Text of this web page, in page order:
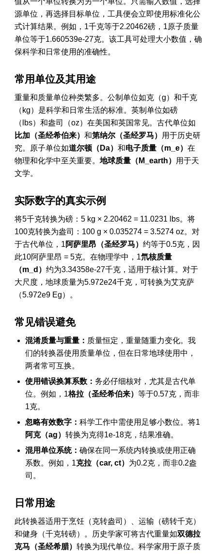
源单位，再选择目标单位，工具便会立即使用标准化公
式计算结果。例如，1千克等于2.20462磅，1原子质量
单位等于1.660539e-27克。该工具可处理大小数值，确
保科学和日常使用的准确性。
常用单位及其用途
重量和质量单位种类繁多。公制单位如克（g）和千克
（kg）是科学和日常生活的标准。英制单位如磅
（lbs）和盎司（oz）在美国和英国常见。古代单位如
比加（圣经希伯来） 和第纳尔（圣经罗马）
用于历史研
究。原子单位如道尔顿（Da） 和电子质量（m_e） 在
物理和化学中至关重要。 地球质量（M_earth）
用于天
文学。
实际数字的真实示例
将5千克转换为磅：5 kg × 2.20462 = 11.0231 lbs。将
100克转换为盎司：100 g × 0.035274 = 3.5274 oz。对
于古代单位，1阿萨里昂（圣经罗马） 约等于0.5克，因
此10阿萨里昂 = 5克。在物理学中，1氘核质量
（m_d） 约为3.34358e-27千克，适用于核计算。对于
大尺度，地球质量为5.972e24千克，可转换为艾克萨
（5.972e9 Eg）。
常见错误避免
混淆质量与重量： 质量恒定，重量随重力变化。我
们的转换器使用质量单位，但在日常地球使用中，
两者常可互换。
使用错误换算系数： 务必仔细核对，尤其是古代单
位。例如，1格拉（圣经希伯来） 等于0.57克，而非
1克。
忽略有效数字： 科学工作中需使用足够小数位。将1
阿克（ag） 转换为克得1e-18克，结果准确。
混用单位系统： 确保在同一系统内转换或使用正确
系数。例如，1克拉（car, ct） 为0.2克，而非0.2盎
司。
日常用途
此转换器适用于烹饪（克转盎司）、运输（磅转千克）
和健身（千克转磅）。历史学家可将古代重量如双德拉
克马（圣经希腊） 转换为现代单位。科学家用于原子质